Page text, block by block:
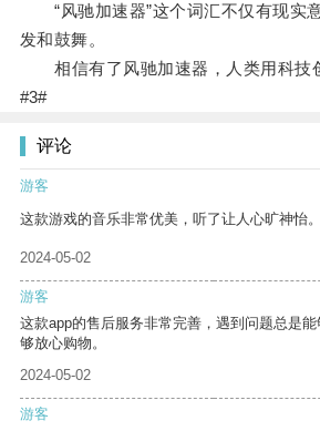
“风驰加速器”这个词汇不仅有现实
发和鼓舞。
相信有了风驰加速器，人类用科技
#3#
评论
游客
这款游戏的音乐非常优美，听了让人心旷神怡。
2024-05-02
游客
这款app的售后服务非常完善，遇到问题总是
够放心购物。
2024-05-02
游客